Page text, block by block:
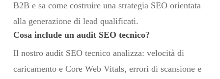
B2B e sa come costruire una strategia SEO orientata
alla generazione di lead qualificati.
Cosa include un audit SEO tecnico?
Il nostro audit SEO tecnico analizza: velocità di
caricamento e Core Web Vitals, errori di scansione e